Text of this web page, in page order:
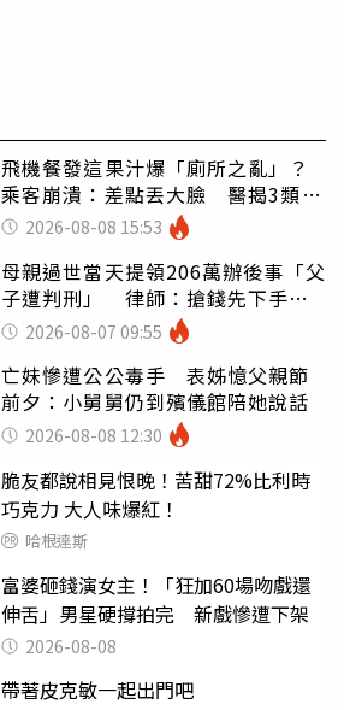
飛機餐發這果汁爆「廁所之亂」？
乘客崩潰：差點丟大臉 醫揭3類人
別亂喝
2026-08-08 15:53
母親過世當天提領206萬辦後事「父
子遭判刑」 律師：搶錢先下手是
罪 2026-08-07 09:55
亡妹慘遭公公毒手 表姊憶父親節
前夕：小舅舅仍到殯儀館陪她說話
2026-08-08 12:30
脆友都說相見恨晚！苦甜72%比利時
巧克力 大人味爆紅！
哈根達斯
富婆砸錢演女主！「狂加60場吻戲還
伸舌」男星硬撐拍完 新戲慘遭下架
2026-08-08
帶著皮克敏一起出門吧